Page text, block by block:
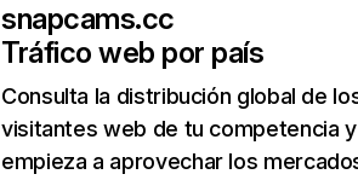
snapcams.cc
Tráfico web por país
Consulta la distribución global de
visitantes web de tu competencia y
empieza a aprovechar los